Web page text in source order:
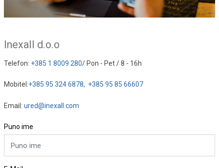
Inexall d.o.o
Telefon: +385 1 8009 280/ Pon - Pet / 8 - 16h
Mobitel:+385 95 324 6878, +385 95 85 66607
Email: ured@inexall.com
Puno ime